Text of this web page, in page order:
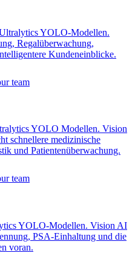
YOLO-Modellen.
Regalüberwachung,
Kundeneinblicke.
YOLO Modellen. Vision
schnellere medizinische
und Patientenüberwachung.
YOLO-Modellen. Vision AI
PSA-Einhaltung und die
voran.